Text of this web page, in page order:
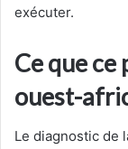
exécuter.
Ce que
ouest-
Le diagnostic de